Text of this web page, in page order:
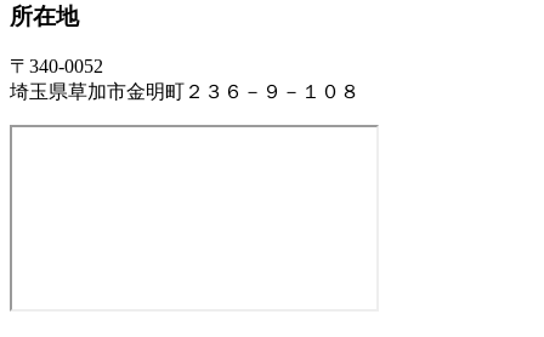
所在地
〒340-0052
埼玉県草加市金明町２３６－９－１０８